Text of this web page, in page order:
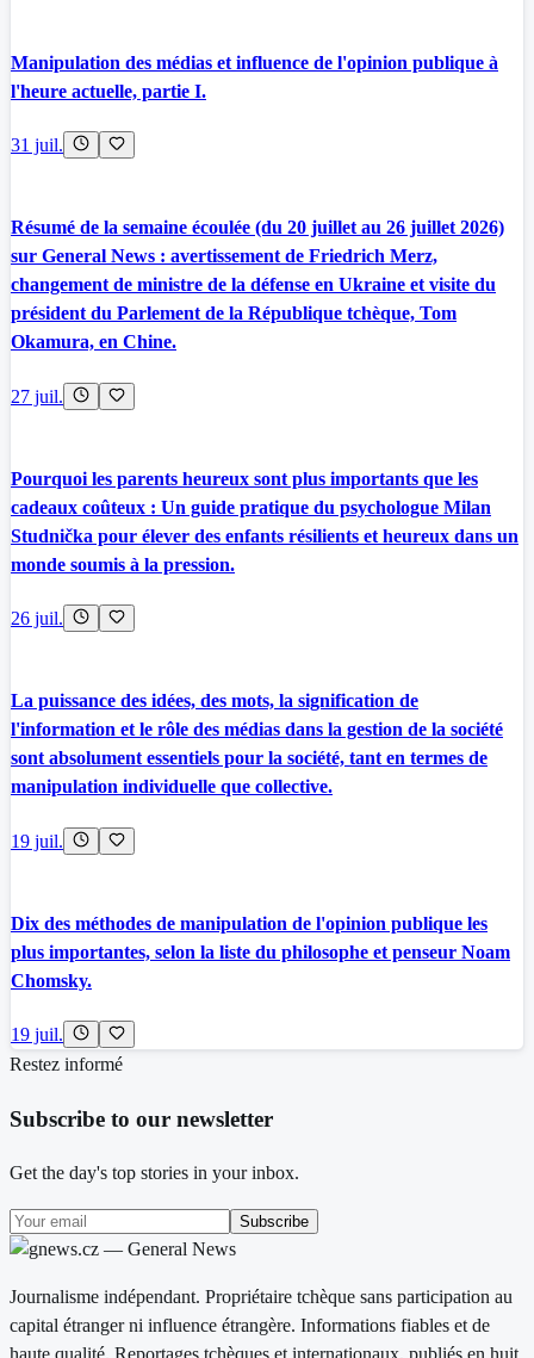
Manipulation des médias et influence de l'opinion publique à
l'heure actuelle, partie I.
31 juil.
Résumé de la semaine écoulée (du 20 juillet au 26 juillet 2026)
sur General News : avertissement de Friedrich Merz,
changement de ministre de la défense en Ukraine et visite du
président du Parlement de la République tchèque, Tom
Okamura, en Chine.
27 juil.
Pourquoi les parents heureux sont plus importants que les
cadeaux coûteux : Un guide pratique du psychologue Milan
Studnička pour élever des enfants résilients et heureux dans un
monde soumis à la pression.
26 juil.
La puissance des idées, des mots, la signification de
l'information et le rôle des médias dans la gestion de la société
sont absolument essentiels pour la société, tant en termes de
manipulation individuelle que collective.
19 juil.
Dix des méthodes de manipulation de l'opinion publique les
plus importantes, selon la liste du philosophe et penseur Noam
Chomsky.
19 juil.
Restez informé
Subscribe to our newsletter
Get the day's top stories in your inbox.
Subscribe
Journalisme indépendant. Propriétaire tchèque sans participation au
capital étranger ni influence étrangère. Informations fiables et de
haute qualité. Reportages tchèques et internationaux, publiés en huit